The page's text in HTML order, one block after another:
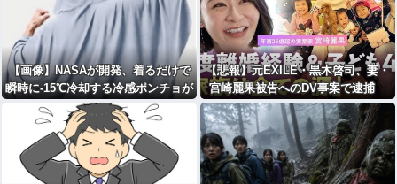
【画像】NASAが開発、着るだけで
瞬時に-15℃冷却する冷感ポンチョが
3,980円ｗｗｗｗｗ
【悲報】元EXILE・黒木啓司、妻・
宮崎麗果被告へのDV事案で逮捕
宮崎は全身打撲、頭部裂傷及び打
撲、頸部損傷の怪我